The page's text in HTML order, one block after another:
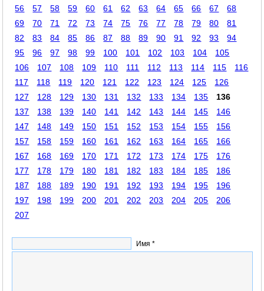
56 57 58 59 60 61 62 63 64 65 66 67
68
69
70 71 72 73 74 75 76 77 78 79 80
81
82
83 84 85 86 87 88 89 90 91 92 93
94
95
96 97 98 99 100 101 102 103 104
105
106
107 108 109 110 111 112 113 114 115
116
117
118 119 120 121 122 123 124 125
126
127
128 129 130 131 132 133 134 135
136
137
138 139 140 141 142 143 144 145
146
147
148 149 150 151 152 153 154 155
156
157
158 159 160 161 162 163 164 165
166
167
168 169 170 171 172 173 174 175
176
177
178 179 180 181 182 183 184 185
186
187
188 189 190 191 192 193 194 195
196
197
198 199 200 201 202 203 204 205
206
207
Имя *